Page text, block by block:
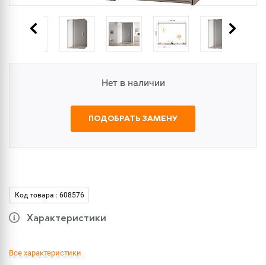
Нет в наличии
ПОДОБРАТЬ ЗАМЕНУ
Код товара : 608576
Характеристики
Все характеристики